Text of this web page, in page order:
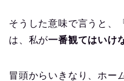
そうした意味で言うと、
は、私が一番観てはいけ
冒頭からいきなり、ホー